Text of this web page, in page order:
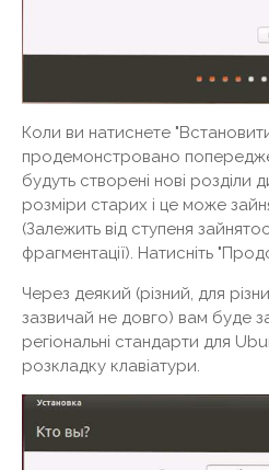
Коли ви натиснете
продемонстровано
будуть створені нові розділи
розміри старих і це може
(Залежить від ступеня
фрагментації). Натисніть
Через деякий (різний, для
зазвичай не довго) вам буде
регіональні стандарти для
розкладку клавіатури.